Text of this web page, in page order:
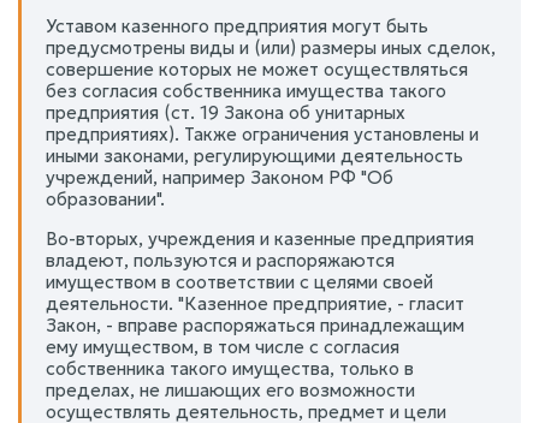
Уставом казенного предприятия могут быть
предусмотрены виды и (или) размеры иных сделок,
совершение которых не может осуществляться
без согласия собственника имущества такого
предприятия (ст. 19 Закона об унитарных
предприятиях). Также ограничения установлены и
иными законами, регулирующими деятельность
учреждений, например Законом РФ "Об
образовании".
Во-вторых, учреждения и казенные предприятия
владеют, пользуются и распоряжаются
имуществом в соответствии с целями своей
деятельности. "Казенное предприятие, - гласит
Закон, - вправе распоряжаться принадлежащим
ему имуществом, в том числе с согласия
собственника такого имущества, только в
пределах, не лишающих его возможности
осуществлять деятельность, предмет и цели